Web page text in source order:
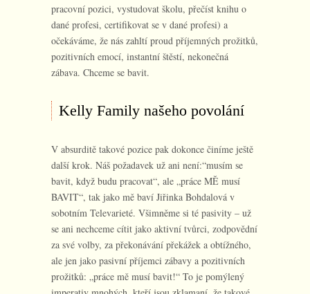
pracovní pozici, vystudovat školu, přečíst knihu o
dané profesi, certifikovat se v dané profesi) a
očekáváme, že nás zahltí proud příjemných prožitků,
pozitivních emocí, instantní štěstí, nekonečná
zábava. Chceme se bavit.
Kelly Family našeho povolání
V absurditě takové pozice pak dokonce činíme ještě
další krok. Náš požadavek už ani není:“musím se
bavit, když budu pracovat“, ale „práce MĚ musí
BAVIT“, tak jako mě baví Jiřinka Bohdalová v
sobotním Televarieté. Všimněme si té pasivity – už
se ani nechceme cítit jako aktivní tvůrci, zodpovědní
za své volby, za překonávání překážek a obtížného,
ale jen jako pasivní příjemci zábavy a pozitivních
prožitků: „práce mě musí bavit!“ To je pomýlený